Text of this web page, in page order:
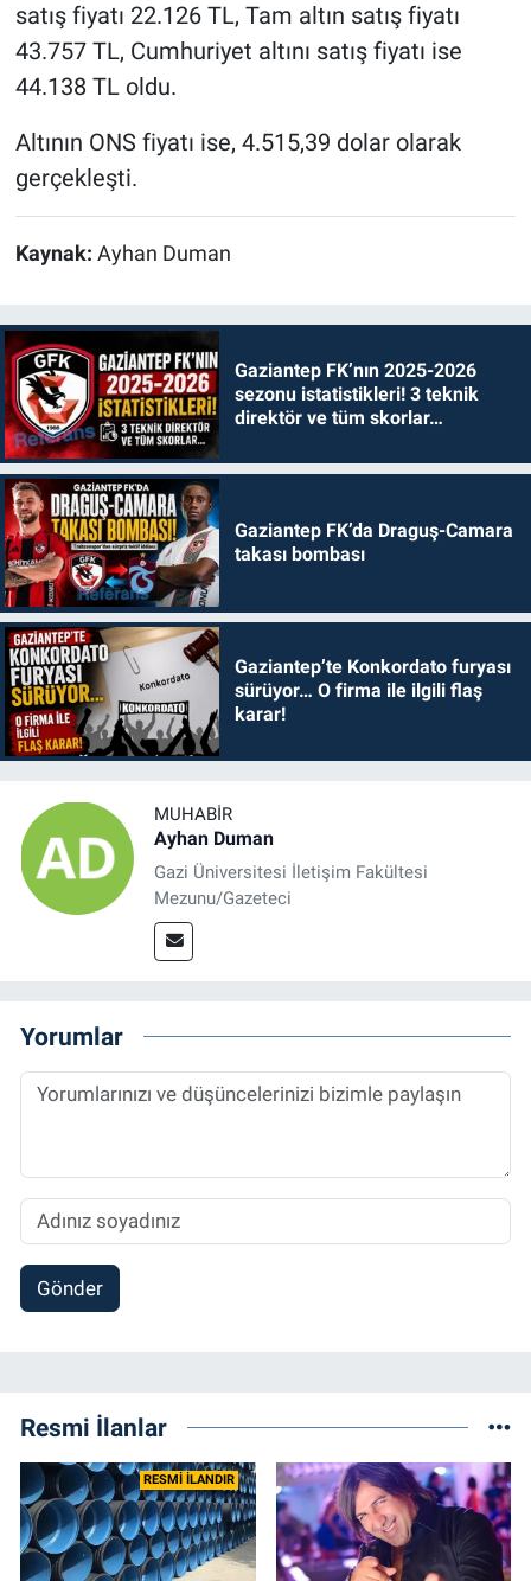
satış fiyatı 22.126 TL, Tam altın satış fiyatı
43.757 TL, Cumhuriyet altını satış fiyatı ise
44.138 TL oldu.
‎Altının ONS fiyatı ise, 4.515,39 dolar olarak
gerçekleşti.
Kaynak: Ayhan Duman
Gaziantep FK’nın 2025-2026
sezonu istatistikleri! 3 teknik
direktör ve tüm skorlar…
Gaziantep FK’da Draguş-Camara
takası bombası
Gaziantep’te Konkordato furyası
sürüyor… O firma ile ilgili flaş
karar!
MUHABIR
Ayhan Duman
Gazi Üniversitesi İletişim Fakültesi
Mezunu/Gazeteci
Yorumlar
Gönder
Resmi İlanlar
RESMİ İLANDIR